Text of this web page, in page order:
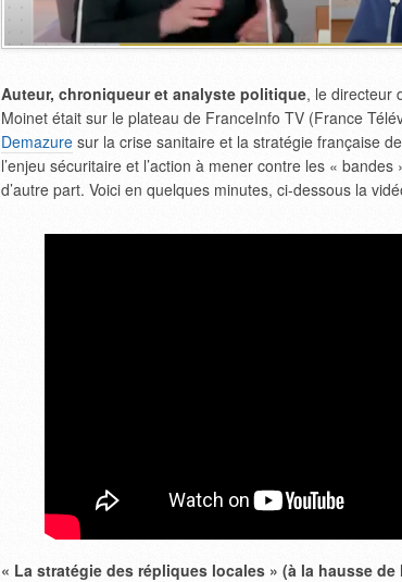
Auteur, chroniqueur et analyste politique, le directeur
Moinet était sur le plateau de FranceInfo TV (France
Demazure sur la crise sanitaire et la stratégie française
l’enjeu sécuritaire et l’action à mener contre les «
d’autre part. Voici en quelques minutes, ci-dessous la
« La stratégie des répliques locales » (à la hausse